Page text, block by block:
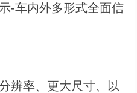
-车内外多形式全面信
辨率、更大尺寸、以